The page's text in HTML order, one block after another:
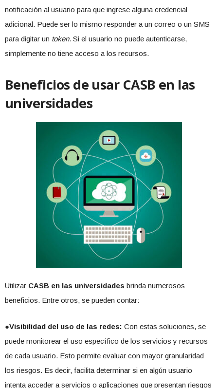
notificación al usuario para que ingrese alguna credencial
adicional. Puede ser lo mismo responder a un correo o un SMS
para digitar un token. Si el usuario no puede autenticarse,
simplemente no tiene acceso a los recursos.
Beneficios de usar CASB en las
universidades
Utilizar CASB en las universidades brinda numerosos
beneficios. Entre otros, se pueden contar:
●Visibilidad del uso de las redes: Con estas soluciones, se
puede monitorear el uso específico de los servicios y recursos
de cada usuario. Esto permite evaluar con mayor granularidad
los riesgos. Es decir, facilita determinar si en algún usuario
intenta acceder a servicios o aplicaciones que presentan riesgos